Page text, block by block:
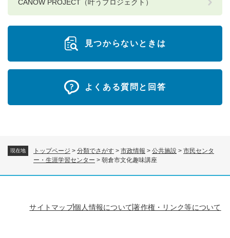
現在地 トップページ > 分類でさがす > 市政情報 > 公共施設 > 市民センタ
ー・生涯学習センター > 朝倉市文化趣味講座
CANOW PROJECT（叶うプロジェクト）
見つからないときは
よくある質問と回答
サイトマップ個人情報について著作権・リンク等について